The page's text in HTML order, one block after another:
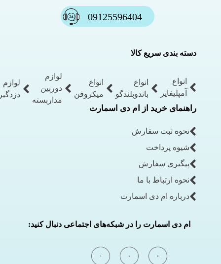
09125596404
دسته بندی سریع کالا
انواع
آمپلیفایر
انواع
باندوبلندگو
انواع
میکروفن
لوازم
دوربین
مداربسته
لوازم
دزدگیر
راهنمای خرید از ام دی اسمارت
نحوه ثبت سفارش
شیوه پرداخت
پیگیری سفارش
نحوه ارتباط با ما
درباره ام دی اسمارت
ام دی اسمارت را در شبکه‌های اجتماعی دنبال کنید: